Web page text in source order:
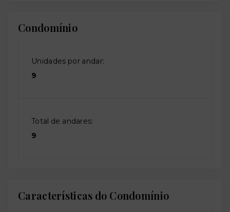
Condomínio
Unidades por andar:
9
Total de andares:
9
Características do Condomínio